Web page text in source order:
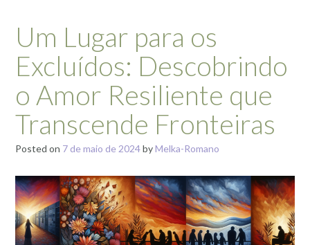
Um Lugar para os
Excluídos: Descobrindo
o Amor Resiliente que
Transcende Fronteiras
Posted on 7 de maio de 2024byMelka-Romano